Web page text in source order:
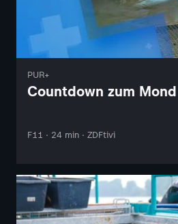
PUR+
Countdown zum Mond
F11 · 24 min · ZDFtivi